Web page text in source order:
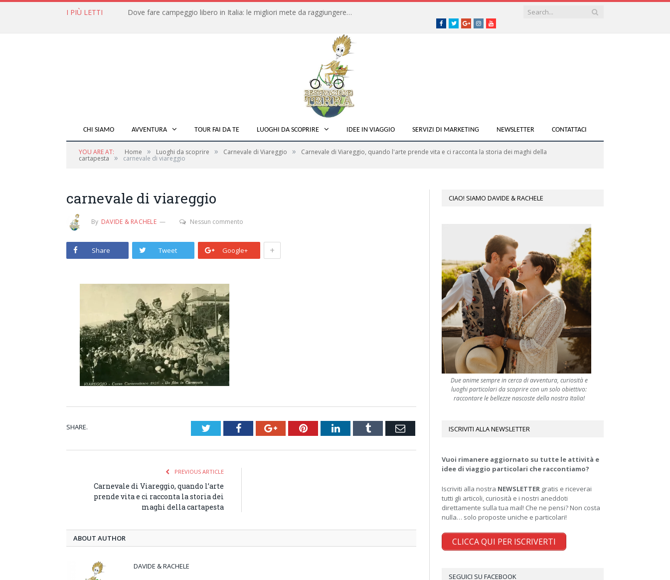
I PIÙ LETTI Dove fare campeggio libero in Italia: le migliori mete da raggiungere in traghetto
Facebook
TwitterGoogle+instagramyoutube
CHI SIAMO AVVENTURA TOUR FAI DA TE LUOGHI DA SCOPRIRE IDEE IN VIAGGIO SERVIZI DI MARKETING NEWSLETTER CONTATTACI
YOU ARE AT: Home » Luoghi da scoprire » Carnevale di Viareggio » Carnevale di Viareggio, quando l'arte prende vita e ci racconta la storia dei maghi della
cartapesta » carnevale di viareggio
carnevale di viareggio
By DAVIDE & RACHELE Nessun commento
Share Tweet Google+ +
SHARE. TwitterFacebookGoogle+PinterestLinkedInTumblr Email
PREVIOUS ARTICLE
Carnevale di Viareggio, quando l’arte
prende vita e ci racconta la storia dei
maghi della cartapesta
ABOUT AUTHOR
DAVIDE & RACHELE
CIAO! SIAMO DAVIDE & RACHELE
Due anime sempre in cerca di avventura, curiosità e
luoghi particolari da scoprire con un solo obiettivo:
raccontare le bellezze nascoste della nostra Italia!
ISCRIVITI ALLA NEWSLETTER
Vuoi rimanere aggiornato su tutte le attività e
idee di viaggio particolari che raccontiamo?
Iscriviti alla nostra NEWSLETTER gratis e riceverai
tutti gli articoli, curiosità e i nostri aneddoti
direttamente sulla tua mail! Che ne pensi? Non costa
nulla… solo proposte uniche e particolari!
CLICCA QUI PER ISCRIVERTI
SEGUICI SU FACEBOOK